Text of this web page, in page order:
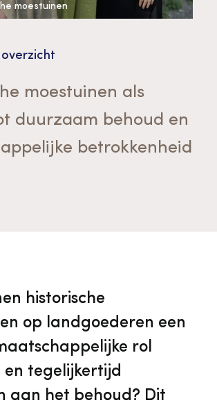
nieuwsbrieven
ondersteuning voor
Zuid-Holland
moestuinen als
duurzaam behoud en
betrokkenheid
overzicht
moestuinen
historische
op landgoederen een
rol
en tegelijkertijd
aan het behoud? Dit